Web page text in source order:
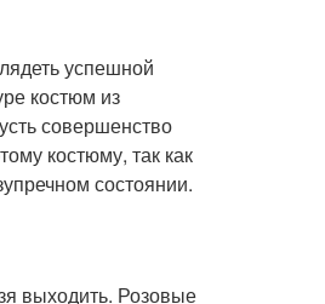
успешной
костюм из
совершенство
костюму, так как
состоянии.
выходить. Розовые